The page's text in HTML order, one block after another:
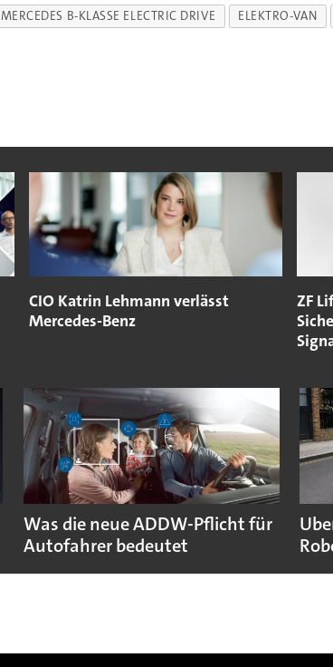
MERCEDES B-KLASSE ELECTRIC DRIVE ELEKTRO-VAN
CIO Katrin Lehmann verlässt
Mercedes-Benz
ZF
Was die neue ADDW-Pflicht für
Autofahrer bedeutet